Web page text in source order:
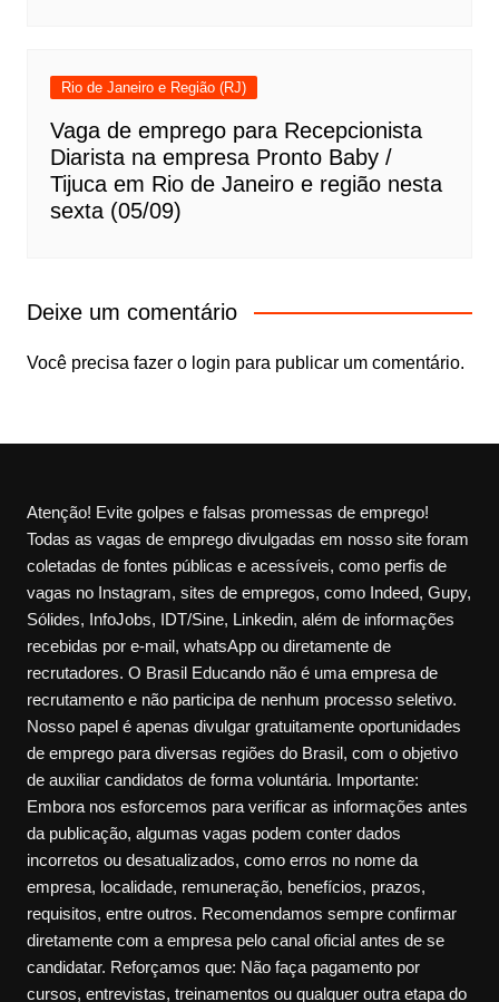
Rio de Janeiro e Região (RJ)
Vaga de emprego para Recepcionista
Diarista na empresa Pronto Baby /
Tijuca em Rio de Janeiro e região nesta
sexta (05/09)
Deixe um comentário
Você precisa fazer o login para publicar um comentário.
Atenção! Evite golpes e falsas promessas de emprego!
Todas as vagas de emprego divulgadas em nosso site foram
coletadas de fontes públicas e acessíveis, como perfis de
vagas no Instagram, sites de empregos, como Indeed, Gupy,
Sólides, InfoJobs, IDT/Sine, Linkedin, além de informações
recebidas por e-mail, whatsApp ou diretamente de
recrutadores. O Brasil Educando não é uma empresa de
recrutamento e não participa de nenhum processo seletivo.
Nosso papel é apenas divulgar gratuitamente oportunidades
de emprego para diversas regiões do Brasil, com o objetivo
de auxiliar candidatos de forma voluntária. Importante:
Embora nos esforcemos para verificar as informações antes
da publicação, algumas vagas podem conter dados
incorretos ou desatualizados, como erros no nome da
empresa, localidade, remuneração, benefícios, prazos,
requisitos, entre outros. Recomendamos sempre confirmar
diretamente com a empresa pelo canal oficial antes de se
candidatar. Reforçamos que: Não faça pagamento por
cursos, entrevistas, treinamentos ou qualquer outra etapa do